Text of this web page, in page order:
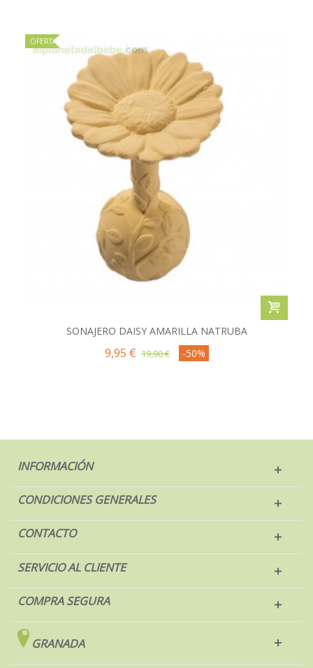
OFERTA
SONAJERO DAISY AMARILLA NATRUBA
9,95 € 19,90 € -50%
INFORMACIÓN
CONDICIONES GENERALES
CONTACTO
SERVICIO AL CLIENTE
COMPRA SEGURA
GRANADA